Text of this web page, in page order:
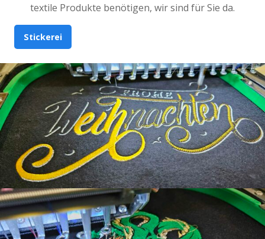
textile Produkte benötigen, wir sind für Sie da.
Stickerei